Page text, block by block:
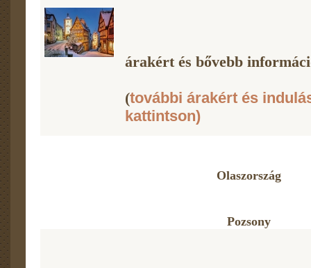
árakért és bővebb
(további árakért és
kattintson)
Olaszország
Pozsony